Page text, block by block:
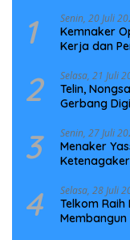
1 Senin, 20 Juli
Kemnaker
Kerja dan
2 Selasa, 21 Juli
Telin,
Gerbang
3 Senin, 27 Juli
Menaker
4 Selasa, 28 Juli
Telkom